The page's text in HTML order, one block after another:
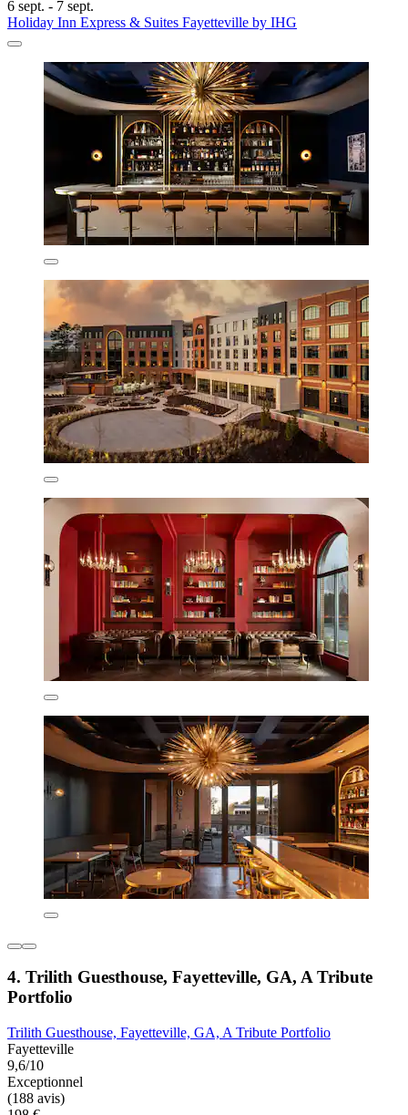
6 sept. - 7 sept.
Holiday Inn Express & Suites Fayetteville by IHG
4. Trilith Guesthouse, Fayetteville, GA, A Tribute
Portfolio
Trilith Guesthouse, Fayetteville, GA, A Tribute Portfolio
Fayetteville
9,6/10
Exceptionnel
(188 avis)